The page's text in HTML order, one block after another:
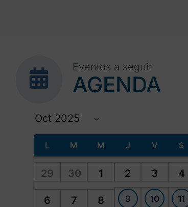
Eventos a seguir
AGENDA
L M M J V S
29 30 1 2 3 4
6 7 8 9 10 11